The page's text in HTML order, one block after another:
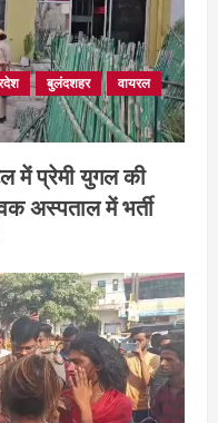
बुलंदशहर
वायरल
में प्रेमी युगल की
अस्पताल में भर्ती